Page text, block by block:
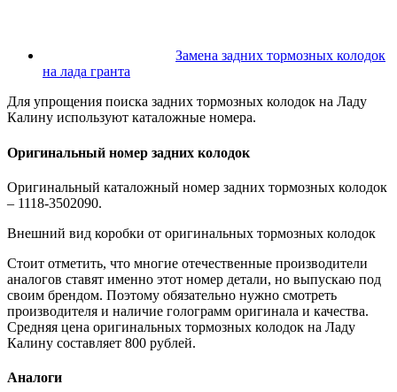
Замена задних тормозных колодок
на лада гранта
Для упрощения поиска задних тормозных колодок на Ладу
Калину используют каталожные номера.
Оригинальный номер задних колодок
Оригинальный каталожный номер задних тормозных колодок
– 1118-3502090.
Внешний вид коробки от оригинальных тормозных колодок
Стоит отметить, что многие отечественные производители
аналогов ставят именно этот номер детали, но выпускаю под
своим брендом. Поэтому обязательно нужно смотреть
производителя и наличие голограмм оригинала и качества.
Средняя цена оригинальных тормозных колодок на Ладу
Калину составляет 800 рублей.
Аналоги